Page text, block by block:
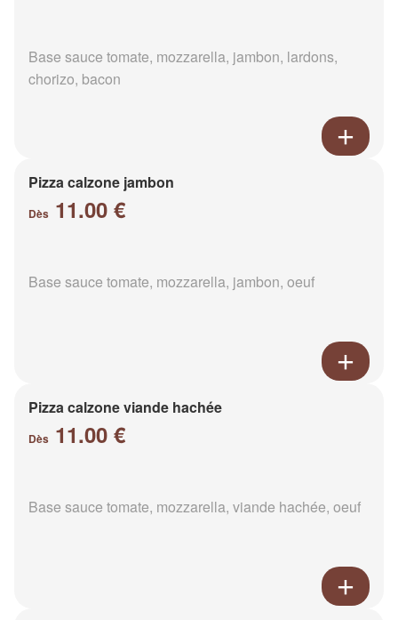
Base sauce tomate, mozzarella, jambon, lardons,
chorizo, bacon
Pizza calzone jambon
Dès 11.00 €
Base sauce tomate, mozzarella, jambon, oeuf
Pizza calzone viande hachée
Dès 11.00 €
Base sauce tomate, mozzarella, viande hachée, oeuf